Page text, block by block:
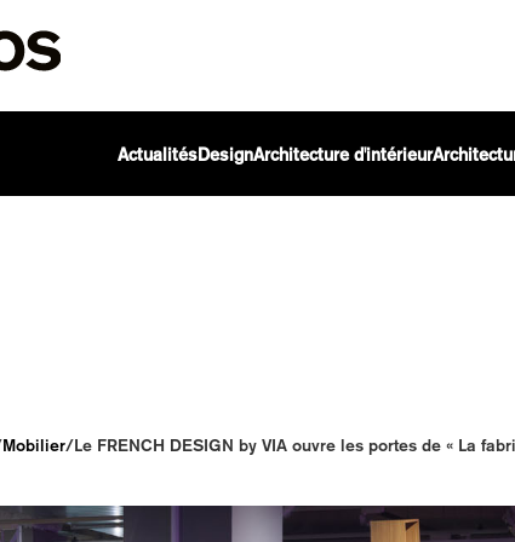
ActualitésDesignArchitecture d'intérieur
Mobilier/Le FRENCH DESIGN by VIA ouvre les portes de « La